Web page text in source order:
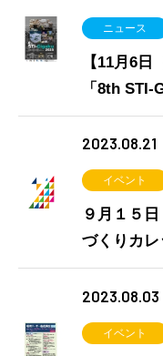
ニュース
【11月6
「8th
2023.08.21
イベント
９月１５
づくりカ
2023.08.03
イベント